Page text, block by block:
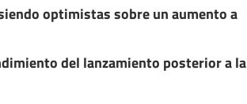
optimistas sobre un aumento a
del lanzamiento posterior a la